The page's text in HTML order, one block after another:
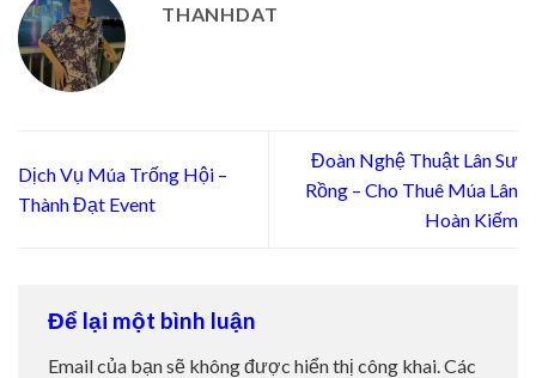
THANHDAT
Dịch Vụ Múa Trống Hội –
Thành Đạt Event
Đoàn Nghệ Thuật Lân Sư
Rồng – Cho Thuê Múa Lân
Hoàn Kiếm
Để lại một bình luận
Email của bạn sẽ không được hiển thị công khai. Các